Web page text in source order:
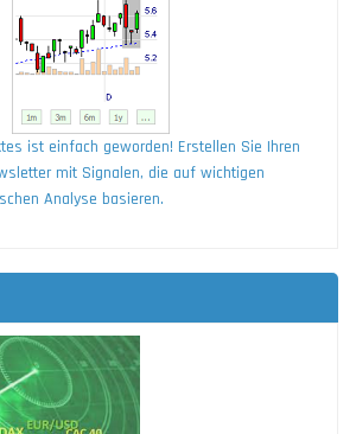
ist einfach geworden! Erstellen Sie Ihren
mit Signalen, die auf wichtigen
Analyse basieren.